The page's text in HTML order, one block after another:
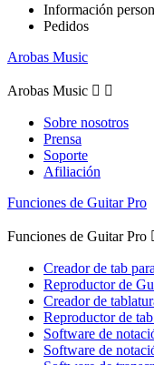
Información
Pedidos
Arobas Music
Arobas Music  
Sobre nosotros
Prensa
Soporte
Afiliación
Funciones de Guitar Pro
Funciones de Guitar Pro
Creador de tab
Reproductor de
Creador de
Reproductor de
Software de
Software de